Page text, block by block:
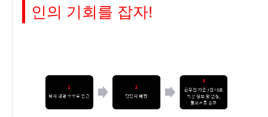
인의 기회를 잡자!